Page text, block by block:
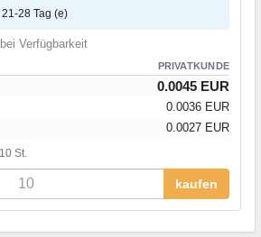
28 Tag (e)
Verfügbarkeit
PRIVATKUNDE
0.0045 EUR
0.0036 EUR
0.0027 EUR
St.
kaufen